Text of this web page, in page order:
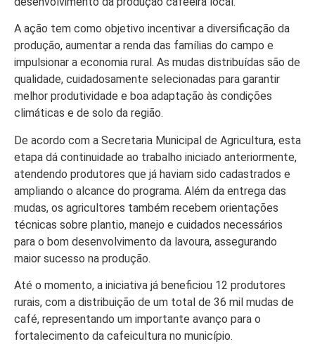
Economia
Atos Oficiais
Atualidades
Blogs e
Colunas
Especiais
Gastronomia
TV Portal
Sobre o
Portal Acre
Expediente
Política de
privacidade
A ação tem como objetivo incentivar a diversificação da
produção, aumentar a renda das famílias do campo e
impulsionar a economia rural. As mudas distribuídas são de
qualidade, cuidadosamente selecionadas para garantir
melhor produtividade e boa adaptação às condições
climáticas e de solo da região.
De acordo com a Secretaria Municipal de Agricultura, esta
etapa dá continuidade ao trabalho iniciado anteriormente,
atendendo produtores que já haviam sido cadastrados e
ampliando o alcance do programa. Além da entrega das
mudas, os agricultores também recebem orientações
técnicas sobre plantio, manejo e cuidados necessários
para o bom desenvolvimento da lavoura, assegurando
maior sucesso na produção.
Até o momento, a iniciativa já beneficiou 12 produtores
rurais, com a distribuição de um total de 36 mil mudas de
café, representando um importante avanço para o
fortalecimento da cafeicultura no município.